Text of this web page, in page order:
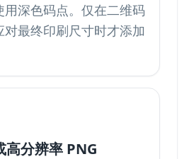
深色码点。仅在二维码
最终印刷尺寸时才添加
高分辨率 PNG